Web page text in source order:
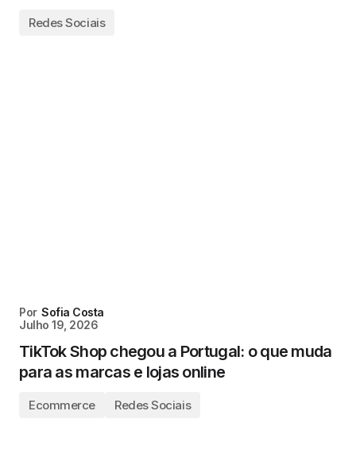
Redes Sociais
Por Sofia Costa
Julho 19, 2026
TikTok Shop chegou a Portugal: o que muda
para as marcas e lojas online
Ecommerce Redes Sociais